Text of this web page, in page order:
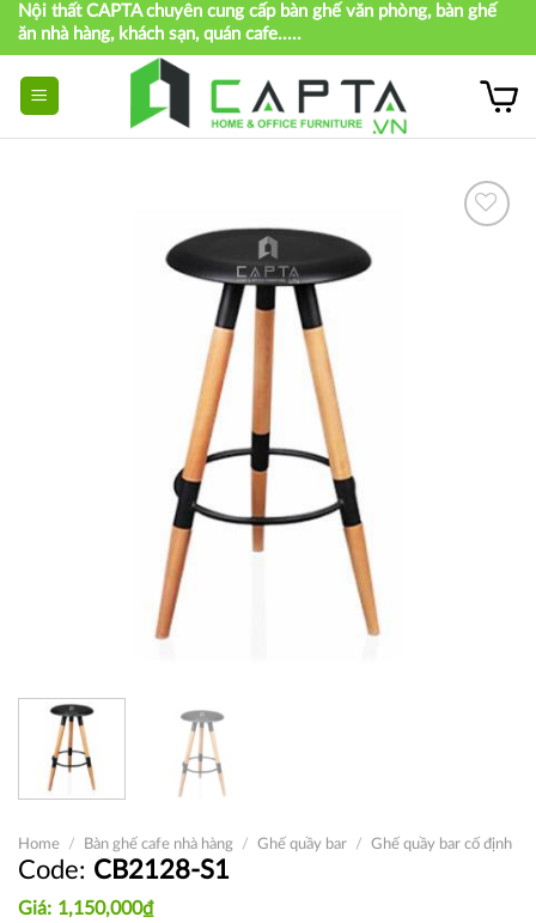
Skip
content
Nội thất CAPTA chuyên cung cấp bàn ghế văn phòng, bàn ghế
ăn nhà hàng, khách sạn, quán cafe.....
Home / Bàn ghế cafe nhà hàng / Ghế quầy bar / Ghế quầy bar cố định
CB2128-S1
1,150,000₫